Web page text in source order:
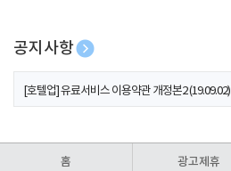
공지사항
[호텔업] 개인정보 처리방침 개정본1 (19.09.02)
[호텔업] 유료서비스 이용약관 개정본2 (19.09.02)
홈 광고제휴